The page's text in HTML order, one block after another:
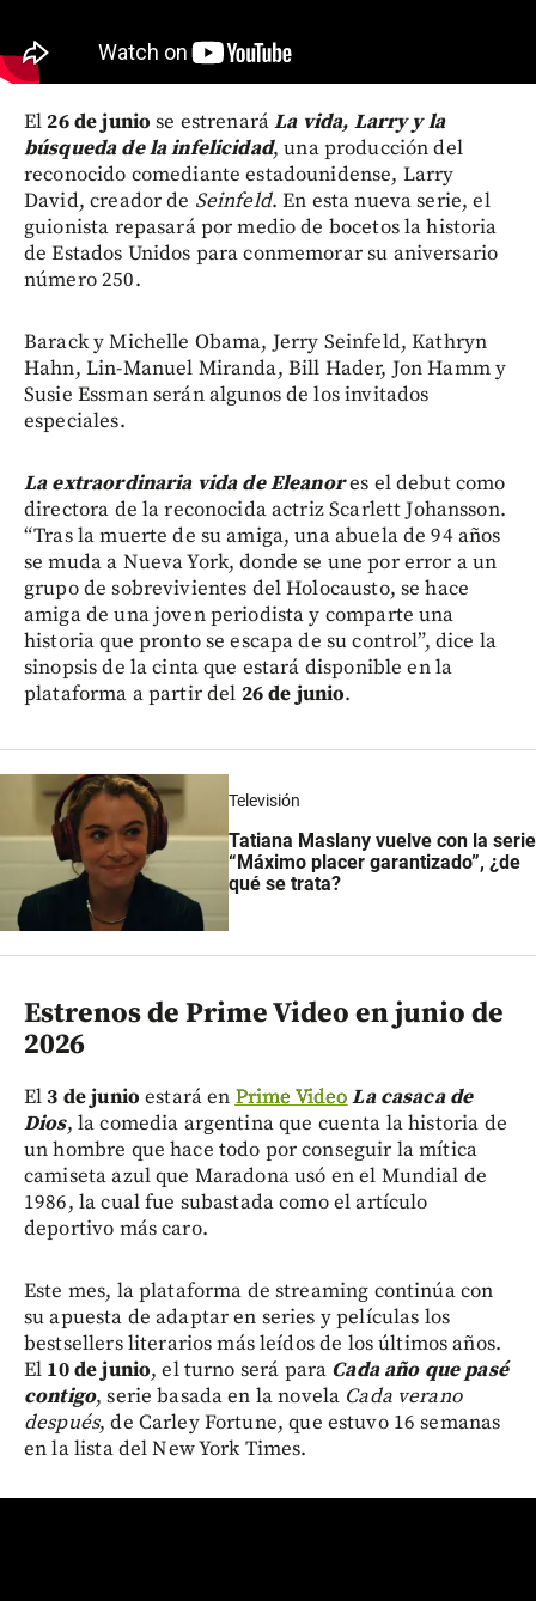
El26 de junio se estrenaráLa vida, Larry y la
búsqueda de la infelicidad, una producción del
reconocido comediante estadounidense, Larry
David, creador de Seinfeld. En esta nueva serie, el
guionista repasará por medio de bocetos la historia
de Estados Unidos para conmemorar su aniversario
número 250.
Barack y Michelle Obama, Jerry Seinfeld, Kathryn
Hahn, Lin-Manuel Miranda, Bill Hader, Jon Hamm y
Susie Essman serán algunos de los invitados
especiales.
La extraordinaria vida de Eleanores el debut como
directora de la reconocida actriz Scarlett Johansson.
“Tras la muerte de su amiga, una abuela de 94 años
se muda a Nueva York, donde se une por error a un
grupo de sobrevivientes del Holocausto, se hace
amiga de una joven periodista y comparte una
historia que pronto se escapa de su control”, dice la
sinopsis de la cinta que estará disponible en la
plataforma a partir del 26 de junio.
Televisión
Tatiana Maslany vuelve con la serie
“Máximo placer garantizado”, ¿de
qué se trata?
Estrenos de Prime Video en junio de
2026
El3 de junio estará en Prime Video La casaca de
Dios, la comedia argentina que cuenta la historia de
un hombre que hace todo por conseguir la mítica
camiseta azul que Maradona usó en el Mundial de
1986, la cual fue subastada como el artículo
deportivo más caro.
Este mes, la plataforma de streaming continúa con
su apuesta de adaptar en series y películas los
bestsellers literarios más leídos de los últimos años.
El 10 de junio, el turno será para Cada año que pasé
contigo, serie basada en la novela Cada verano
después, de Carley Fortune, que estuvo 16 semanas
en la lista del New York Times.